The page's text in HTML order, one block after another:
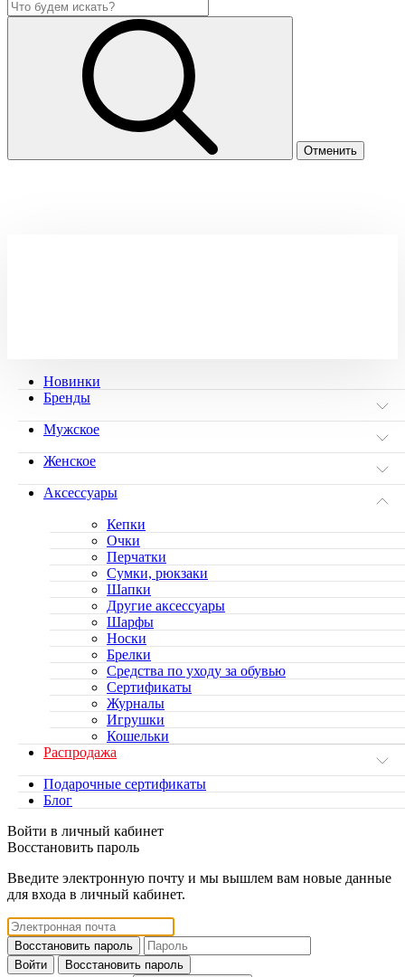
Новинки
Бренды
Мужское
Женское
Аксессуары
Кепки
Очки
Перчатки
Сумки, рюкзаки
Шапки
Другие аксессуары
Шарфы
Носки
Брелки
Средства по уходу за обувью
Сертификаты
Журналы
Игрушки
Кошельки
Распродажа
Подарочные сертификаты
Блог
Войти в личный кабинет
Восстановить пароль
Введите электронную почту и мы вышлем вам новые данные
для входа в личный кабинет.
Восстановить пароль
Войти
Восстановить пароль